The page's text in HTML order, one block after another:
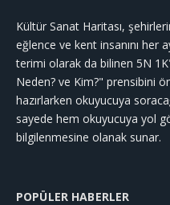
Kültür Sanat Haritası,
eğlence ve kent insanını her
terimi olarak da bilinen 5N
Neden? ve Kim?" prensibini
hazırlarken okuyucuya
sayede hem okuyucuya yol
bilgilenmesine olanak sunar.
POPÜLER HABERLER